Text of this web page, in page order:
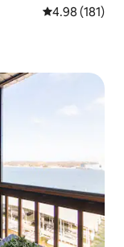
Calificación
4.98 (181)